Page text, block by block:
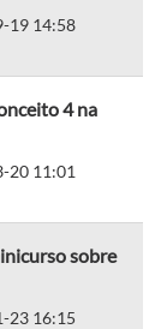
19 14:58
4 na
20 11:01
sobre
23 16:15